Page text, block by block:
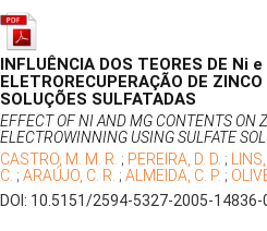
INFLUÊNCIA DOS TEORES DE Ni
ELETRORECUPERAÇÃO DE
SOLUÇÕES SULFATADAS
EFFECT OF NI AND MG CONTENTS ON
ELECTROWINNING USING SULFATE
CASTRO, M. M. R. ; PEREIRA, D. D. ;
C. ; ARAÚJO, C. R. ; ALMEIDA, C. P. ;
DOI: 10.5151/2594-5327-2005-14836-